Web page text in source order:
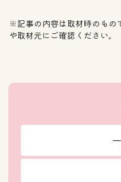
※記事の内容は取材時のもの
や取材元にご確認ください。